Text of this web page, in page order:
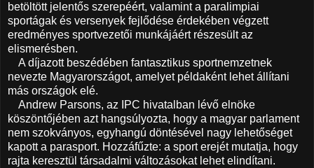
betöltött jelentős szerepéért, valamint a paralimpiai
sportágak és versenyek fejlődése érdekében végzett
eredményes sportvezetői munkájáért részesült az
elismerésben.
A díjazott beszédében fantasztikus sportnemzetnek
nevezte Magyarországot, amelyet példaként lehet állítani
más országok elé.
Andrew Parsons, az IPC hivatalban lévő elnöke
köszöntőjében azt hangsúlyozta, hogy a magyar parlament
nem szokványos, egyhangú döntésével nagy lehetőséget
kapott a parasport. Hozzáfűzte: a sport erejét mutatja, hogy
rajta keresztül társadalmi változásokat lehet elindítani.